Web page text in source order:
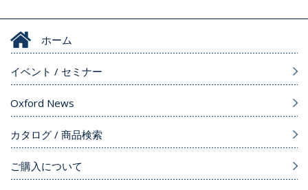
ホーム
イベント / セミナー
Oxford News
カタログ / 商品検索
ご購入について